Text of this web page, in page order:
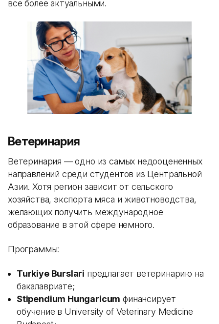
все более актуальными.
Ветеринария
Ветеринария — одно из самых недооцененных
направлений среди студентов из Центральной
Азии. Хотя регион зависит от сельского
хозяйства, экспорта мяса и животноводства,
желающих получить международное
образование в этой сфере немного.
Программы:
Turkiye Burslari предлагает ветеринарию на
бакалавриате;
Stipendium Hungaricum финансирует
обучение в University of Veterinary Medicine